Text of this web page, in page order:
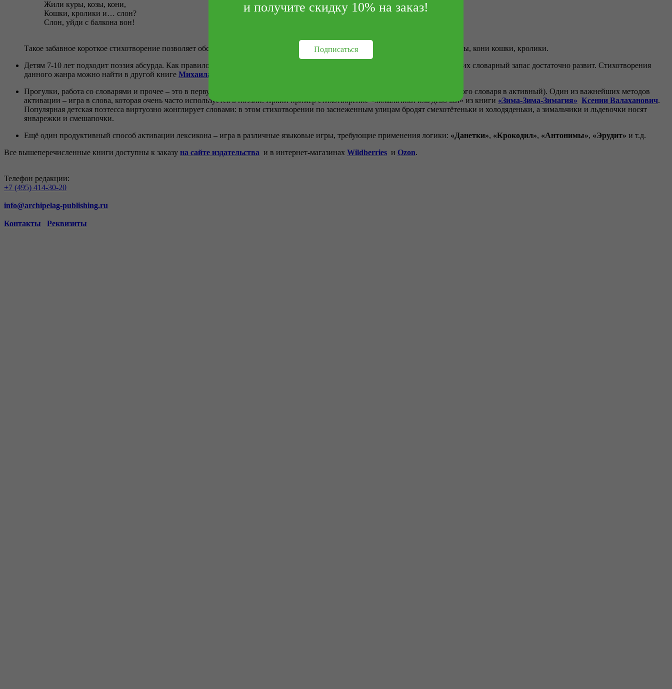
Жили куры, козы, кони,
Кошки, кролики и… слон?
Слон, уйди с балкона вон!
Такое забавное короткое стихотворение позволяет обсудить с ребёнком, почему слон не подходит в приведённый ряд: куры, козы, кони кошки, кролики.
Детям 7-10 лет подходит поэзия абсурда. Как правило, если дети могут понять такие стихотворения и посмеяться над ними, то их словарный запас достаточно развит. Стихотворения
данного жанра можно найти в другой книге Михаила Лукашевича
Прогулки, работа со словарями и прочее – это в первую очередь активация словарного запаса (то есть перевод слов из пассивного словаря в активный). Один из важнейших методов
активации – игра в слова, которая очень часто используется в поэзии. Яркий пример стихотворение «Зимальчики иль девочки» из книги «Зима-Зима-Зимагия» Ксении Валаханович.
Популярная детская поэтесса виртуозно жонглирует словами: в этом стихотворении по заснеженным улицам бродят смехотётеньки и холодяденьки, а зимальчики и льдевочки носят
январежки и смешапочки.
Ещё один продуктивный способ активации лексикона – игра в различные языковые игры, требующие применения логики: «Данетки», «Крокодил», «Антонимы», «Эрудит» и т.д.
Все вышеперечисленные книги доступны к заказу на сайте издательства и в интернет-магазинах Wildberries и Ozon.
Телефон редакции:
+7 (495) 414-30-20
info@archipelag-publishing.ru
Контакты Реквизиты
и получите скидку 10% на заказ!
Подписаться